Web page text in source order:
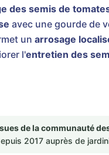
des semis de
avec une gourde de
un arrosage
l'entretien des
de la communauté
2017 auprès de